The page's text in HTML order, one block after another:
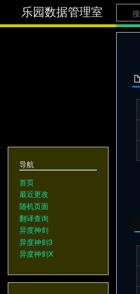
乐园数据管理室
导航
首页
最近更改
随机页面
翻译查询
异度神剑
异度神剑3
异度神剑X